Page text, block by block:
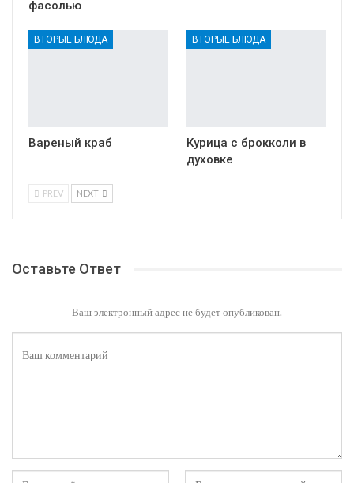
фасолью
ВТОРЫЕ БЛЮДА
Вареный краб
ВТОРЫЕ БЛЮДА
Курица с брокколи в
духовке
PREV NEXT
Оставьте Ответ
Ваш электронный адрес не будет опубликован.